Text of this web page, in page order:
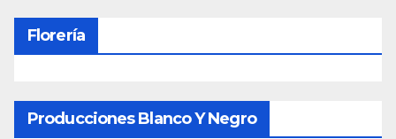
Florería
Producciones Blanco Y Negro